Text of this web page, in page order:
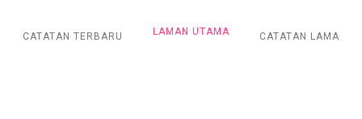
CATATAN TERBARU CATATAN LAMA
LAMAN UTAMA